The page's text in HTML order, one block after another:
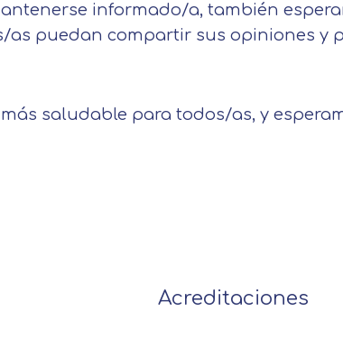
informado/a, también
as puedan compartir sus opiniones y
más saludable para todos/as, y
Acreditaciones